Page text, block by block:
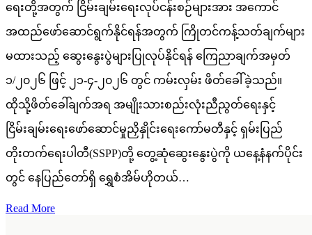
ရေးတို့အတွက် ငြိမ်းချမ်းရေးလုပ်ငန်းစဉ်များအား အကောင်
အထည်ဖော်ဆောင်ရွက်နိုင်ရန်အတွက် ကြိုတင်ကန့်သတ်ချက်များ
မထားသည့် ဆွေးနွေးပွဲများပြုလုပ်နိုင်ရန် ကြေညာချက်အမှတ်
၁/၂၀၂၆ ဖြင့် ၂၁-၄-၂၀၂၆ တွင် ကမ်းလှမ်း ဖိတ်ခေါ်ခဲ့သည်။
ထိုသို့ဖိတ်ခေါ်ချက်အရ အမျိုးသားစည်းလုံးညီညွတ်ရေးနှင့်
ငြိမ်းချမ်းရေးဖော်ဆောင်မှုညှိနှိုင်းရေးကော်မတီနှင့် ရှမ်းပြည်
တိုးတက်ရေးပါတီ(SSPP)တို့ တွေ့ဆုံဆွေးနွေးပွဲကို ယနေ့နံနက်ပိုင်း
တွင် နေပြည်တော်ရှိ ရွှေစံအိမ်ဟိုတယ်…
Read More